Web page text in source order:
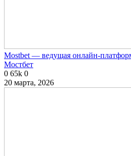
Mostbet — ведущая онлайн-
Мостбет
0 65k 0
20 марта, 2026